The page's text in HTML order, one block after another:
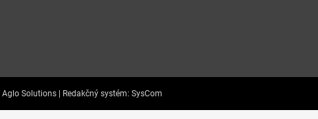
Aglo Solutions | Redakčný systém: SysCom